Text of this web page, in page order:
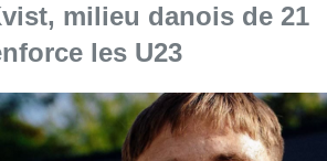
milieu danois de 21
les U23